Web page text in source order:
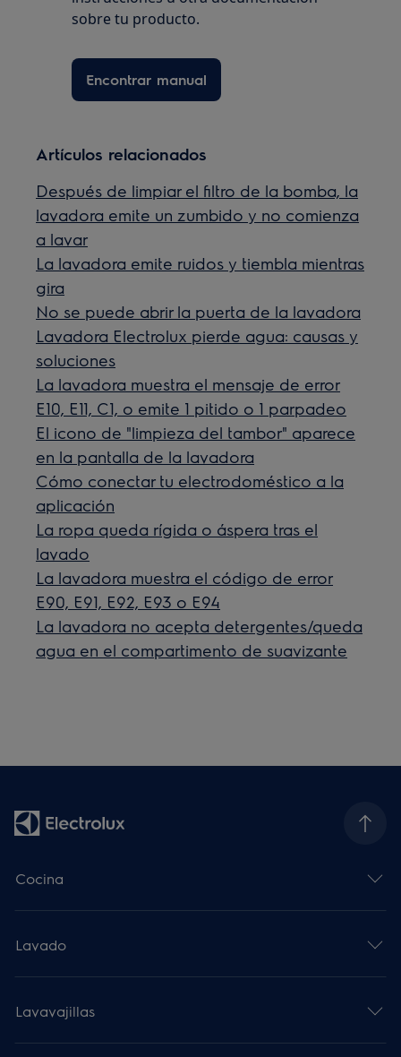
sobre tu producto.
Encontrar manual
Artículos relacionados
Después de limpiar el filtro de la bomba, la
lavadora emite un zumbido y no comienza
a lavar
La lavadora emite ruidos y tiembla mientras
gira
No se puede abrir la puerta de la lavadora
Lavadora Electrolux pierde agua: causas y
soluciones
La lavadora muestra el mensaje de error
E10, E11, C1, o emite 1 pitido o 1 parpadeo
El icono de "limpieza del tambor" aparece
en la pantalla de la lavadora
Cómo conectar tu electrodoméstico a la
aplicación
La ropa queda rígida o áspera tras el
lavado
La lavadora muestra el código de error
E90, E91, E92, E93 o E94
La lavadora no acepta detergentes/queda
agua en el compartimento de suavizante
Cocina
Lavado
Lavavajillas